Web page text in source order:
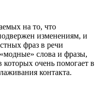
на то, что
изменениям, и
фраз в речи
слова и фразы,
которых очень помогает в
контакта.